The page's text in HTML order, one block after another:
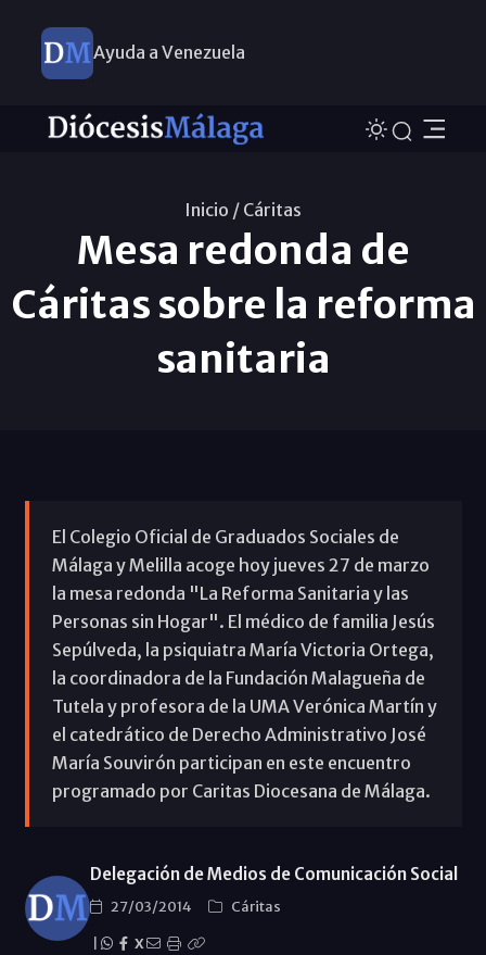
Ayuda a Venezuela
Inicio / Cáritas
Mesa redonda de
Cáritas sobre la reforma
sanitaria
El Colegio Oficial de Graduados Sociales de
Málaga y Melilla acoge hoy jueves 27 de marzo
la mesa redonda "La Reforma Sanitaria y las
Personas sin Hogar". El médico de familia Jesús
Sepúlveda, la psiquiatra María Victoria Ortega,
la coordinadora de la Fundación Malagueña de
Tutela y profesora de la UMA Verónica Martín y
el catedrático de Derecho Administrativo José
María Souvirón participan en este encuentro
programado por Caritas Diocesana de Málaga.
Delegación de Medios de Comunicación Social
27/03/2014
Cáritas
X